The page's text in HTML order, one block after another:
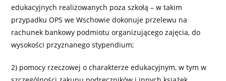
edukacyjnych realizowanych poza szkołą – w takim
przypadku OPS we Wschowie dokonuje przelewu na
rachunek bankowy podmiotu organizującego zajęcia, do
wysokości przyznanego stypendium;
2) pomocy rzeczowej o charakterze edukacyjnym, w tym w